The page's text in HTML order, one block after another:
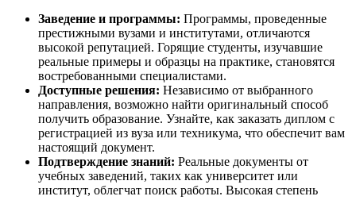
Заведение и программы: Программы, проведенные
престижными вузами и институтами, отличаются
высокой репутацией. Горящие студенты, изучавшие
реальные примеры и образцы на практике, становятся
востребованными специалистами.
Доступные решения: Независимо от выбранного
направления, возможно найти оригинальный способ
получить образование. Узнайте, как заказать диплом с
регистрацией из вуза или техникума, что обеспечит вам
настоящий документ.
Подтверждение знаний: Реальные документы от
учебных заведений, таких как университет или
институт, облегчат поиск работы. Высокая степень